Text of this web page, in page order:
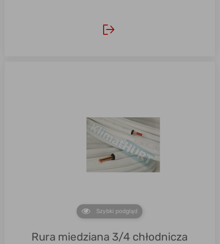
Szybki podgląd
Rura miedziana 3/4 chłodnicza